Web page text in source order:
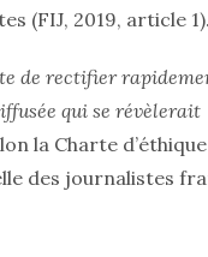
(FIJ, 2019, article 1).
de rectifier
qui se révèlerait
la Charte d’éthique
des journalistes